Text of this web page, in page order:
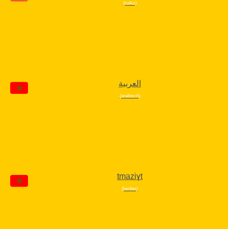
(turks)
العربية
(arabisch)
tmaziɣt
(berber)